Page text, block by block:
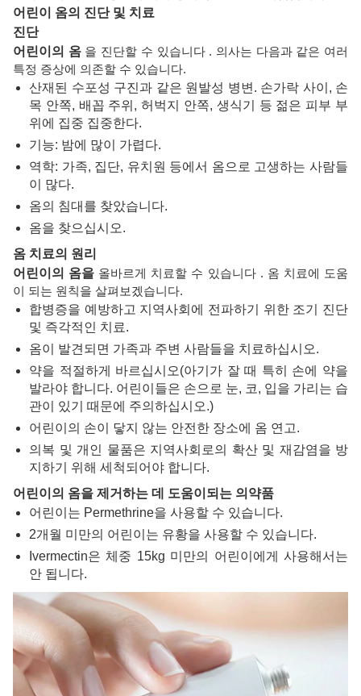
어린이 옴의 진단 및 치료
진단
어린이의 옴을 진단할 수 있습니다 . 의사는 다음과 같은 여러
특정 증상에 의존할 수 있습니다.
산재된 수포성 구진과 같은 원발성 병변. 손가락 사이, 손
목 안쪽, 배꼽 주위, 허벅지 안쪽, 생식기 등 젊은 피부 부
위에 집중 집중한다.
기능: 밤에 많이 가렵다.
역학: 가족, 집단, 유치원 등에서 옴으로 고생하는 사람들
이 많다.
옴의 침대를 찾았습니다.
옴을 찾으십시오.
옴 치료의 원리
어린이의 옴을 올바르게 치료할 수 있습니다 . 옴 치료에 도움
이 되는 원칙을 살펴보겠습니다.
합병증을 예방하고 지역사회에 전파하기 위한 조기 진단
및 즉각적인 치료.
옴이 발견되면 가족과 주변 사람들을 치료하십시오.
약을 적절하게 바르십시오(아기가 잘 때 특히 손에 약을
발라야 합니다. 어린이들은 손으로 눈, 코, 입을 가리는 습
관이 있기 때문에 주의하십시오.)
어린이의 손이 닿지 않는 안전한 장소에 옴 연고.
의복 및 개인 물품은 지역사회로의 확산 및 재감염을 방
지하기 위해 세척되어야 합니다.
어린이의 옴을 제거하는 데 도움이되는 의약품
어린이는 Permethrine을 사용할 수 있습니다.
2개월 미만의 어린이는 유황을 사용할 수 있습니다.
Ivermectin은 체중 15kg 미만의 어린이에게 사용해서는
안 됩니다.